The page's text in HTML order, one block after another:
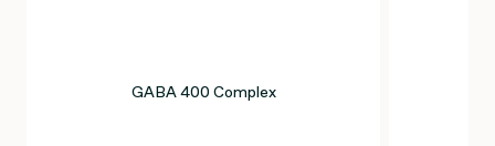
GABA 400 Complex